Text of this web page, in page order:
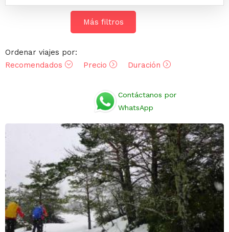
Más filtros
Ordenar viajes por:
Recomendados
Precio Duración
Contáctanos por
WhatsApp